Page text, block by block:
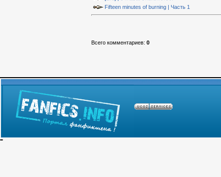
Fifteen minutes of burning | Часть 1
Всего комментариев: 0